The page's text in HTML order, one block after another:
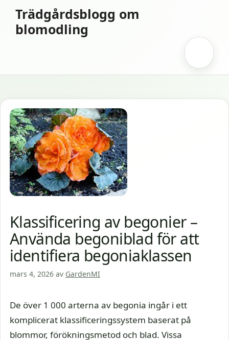
innehåll
Trädgårdsblogg om
blomodling
Klassificering av begonier –
Använda begoniblad för att
identifiera begoniaklassen
mars 4, 2026 av GardenMI
De över 1 000 arterna av begonia ingår i ett
komplicerat klassificeringssystem baserat på
blommor, förökningsmetod och blad. Vissa